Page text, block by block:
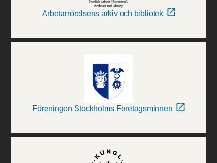
Arbetarrörelsens arkiv och bibliotek
Föreningen Stockholms Företagsminnen